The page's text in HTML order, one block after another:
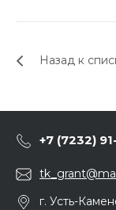
Назад к
+7 (7232)
г. Усть-